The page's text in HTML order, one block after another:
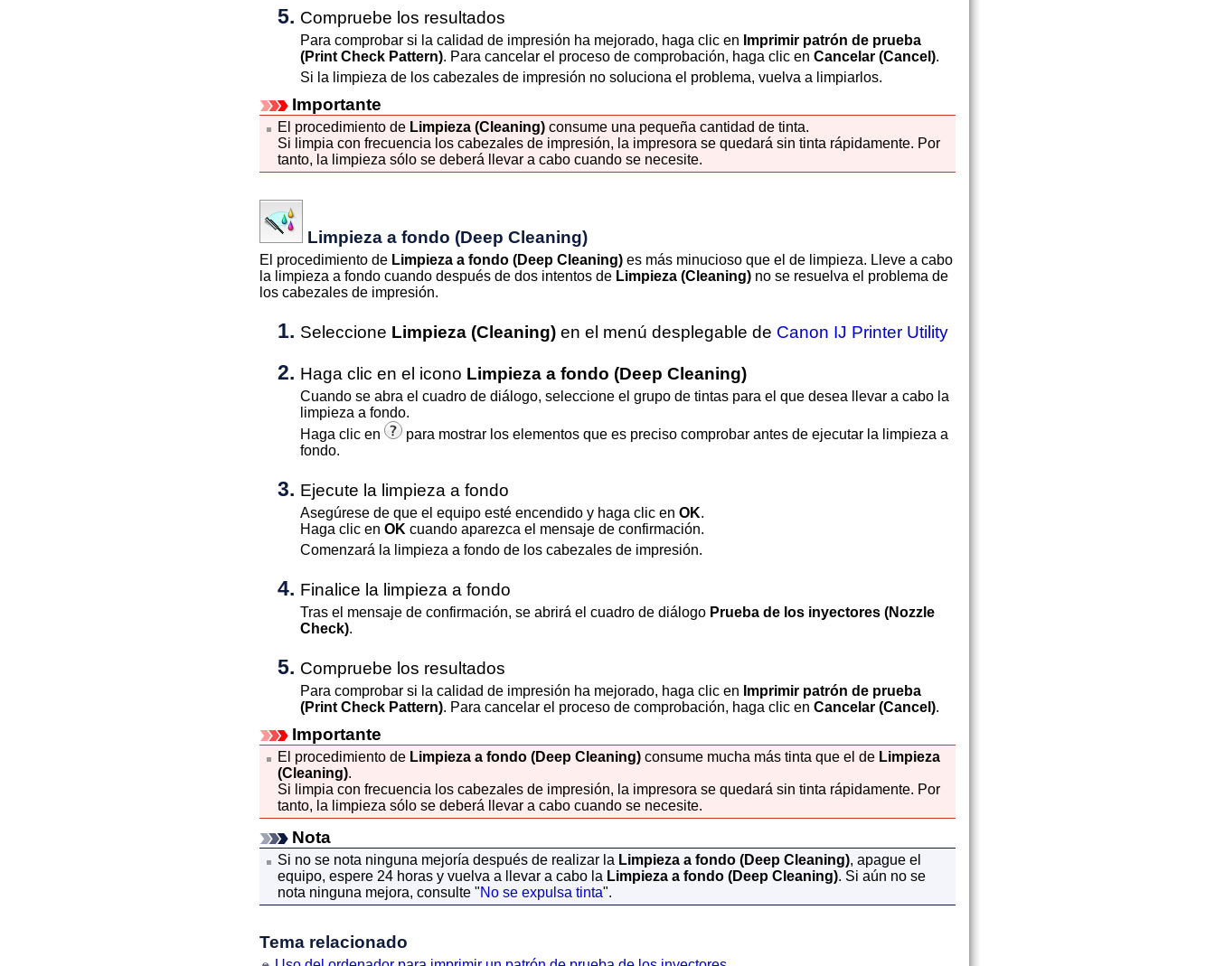
Compruebe los resultados
Para comprobar si la calidad de impresión ha mejorado, haga clic en Imprimir patrón de prueba
(Print Check Pattern). Para cancelar el proceso de comprobación, haga clic en Cancelar (Cancel).
Si la limpieza de los cabezales de impresión no soluciona el problema, vuelva a limpiarlos.
Importante
El procedimiento de Limpieza (Cleaning) consume una pequeña cantidad de tinta.
Si limpia con frecuencia los cabezales de impresión, la impresora se quedará sin tinta rápidamente. Por
tanto, la limpieza sólo se deberá llevar a cabo cuando se necesite.
Limpieza a fondo (Deep Cleaning)
El procedimiento de Limpieza a fondo (Deep Cleaning) es más minucioso que el de limpieza. Lleve a cabo
la limpieza a fondo cuando después de dos intentos de Limpieza (Cleaning) no se resuelva el problema de
los cabezales de impresión.
Seleccione Limpieza (Cleaning) en el menú desplegable de Canon IJ Printer Utility
Haga clic en el icono Limpieza a fondo (Deep Cleaning)
Cuando se abra el cuadro de diálogo, seleccione el grupo de tintas para el que desea llevar a cabo la
limpieza a fondo.
Haga clic en
para mostrar los elementos que es preciso comprobar antes de ejecutar la limpieza a
fondo.
Ejecute la limpieza a fondo
Asegúrese de que el equipo esté encendido y haga clic en OK.
Haga clic en OK cuando aparezca el mensaje de confirmación.
Comenzará la limpieza a fondo de los cabezales de impresión.
Finalice la limpieza a fondo
Tras el mensaje de confirmación, se abrirá el cuadro de diálogo Prueba de los inyectores (Nozzle
Check).
Compruebe los resultados
Para comprobar si la calidad de impresión ha mejorado, haga clic en Imprimir patrón de prueba
(Print Check Pattern). Para cancelar el proceso de comprobación, haga clic en Cancelar (Cancel).
Importante
El procedimiento de Limpieza a fondo (Deep Cleaning) consume mucha más tinta que el de Limpieza
(Cleaning).
Si limpia con frecuencia los cabezales de impresión, la impresora se quedará sin tinta rápidamente. Por
tanto, la limpieza sólo se deberá llevar a cabo cuando se necesite.
Nota
Si no se nota ninguna mejoría después de realizar la Limpieza a fondo (Deep Cleaning), apague el
equipo, espere 24 horas y vuelva a llevar a cabo la Limpieza a fondo (Deep Cleaning). Si aún no se
nota ninguna mejora, consulte "No se expulsa tinta".
Tema relacionado